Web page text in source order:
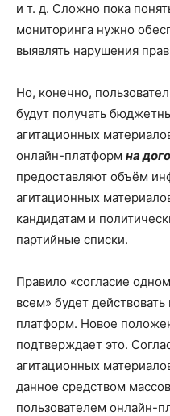
и т. д. Сложно пока
мониторинга нужно
выявлять нарушения
Но, конечно,
будут получать
агитационных
онлайн-платформ на
предоставляют объём
агитационных
кандидатам и
партийные списки.
Правило «согласие
всем» будет
платформ. Новое
подтверждает это.
агитационных
данное средством
пользователем онлайн-